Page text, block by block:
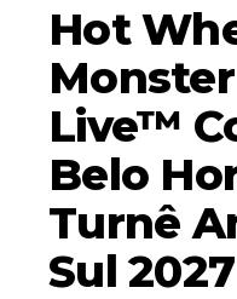
Hot
Live™
Belo
Turnê
Sul 2027